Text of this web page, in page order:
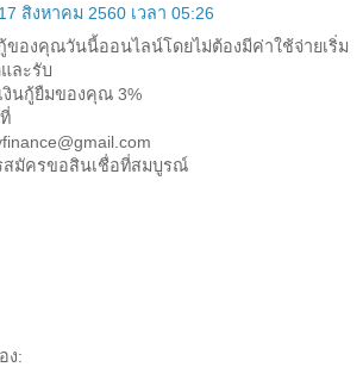
17 สิงหาคม 2560 เวลา 05:26
ของคุณวันนี้ออนไลน์โดยไม่ต้องมีค่าใช้จ่ายเริ่ม
ละรับ
งินกู้ยืมของคุณ 3%
สมัครขอสินเชื่อที่สมบูรณ์
ง: